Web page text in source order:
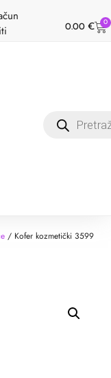
0.00 € 0
/ Kofer kozmetički 3599